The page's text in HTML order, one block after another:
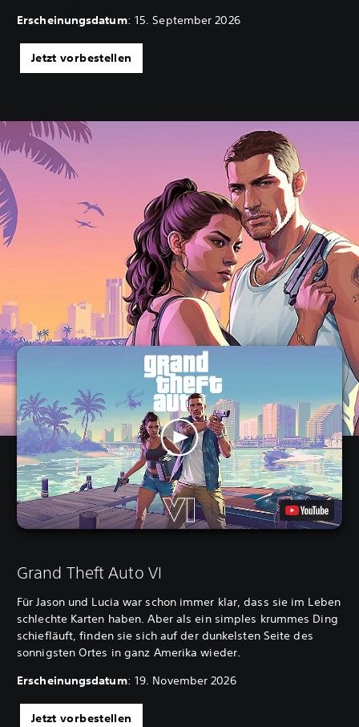
Erscheinungsdatum: 15. September 2026
Jetzt vorbestellen
Grand Theft Auto VI
Für Jason und Lucia war schon immer klar, dass sie im Leben
schlechte Karten haben. Aber als ein simples krummes Ding
schiefläuft, finden sie sich auf der dunkelsten Seite des
sonnigsten Ortes in ganz Amerika wieder.
Erscheinungsdatum: 19. November 2026
Jetzt vorbestellen